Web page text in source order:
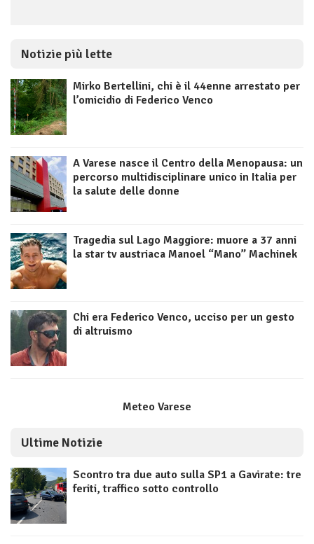
Notizie più lette
Mirko Bertellini, chi è il 44enne arrestato per
l’omicidio di Federico Venco
A Varese nasce il Centro della Menopausa: un
percorso multidisciplinare unico in Italia per
la salute delle donne
Tragedia sul Lago Maggiore: muore a 37 anni
la star tv austriaca Manoel “Mano” Machinek
Chi era Federico Venco, ucciso per un gesto
di altruismo
Meteo Varese
Ultime Notizie
Scontro tra due auto sulla SP1 a Gavirate: tre
feriti, traffico sotto controllo